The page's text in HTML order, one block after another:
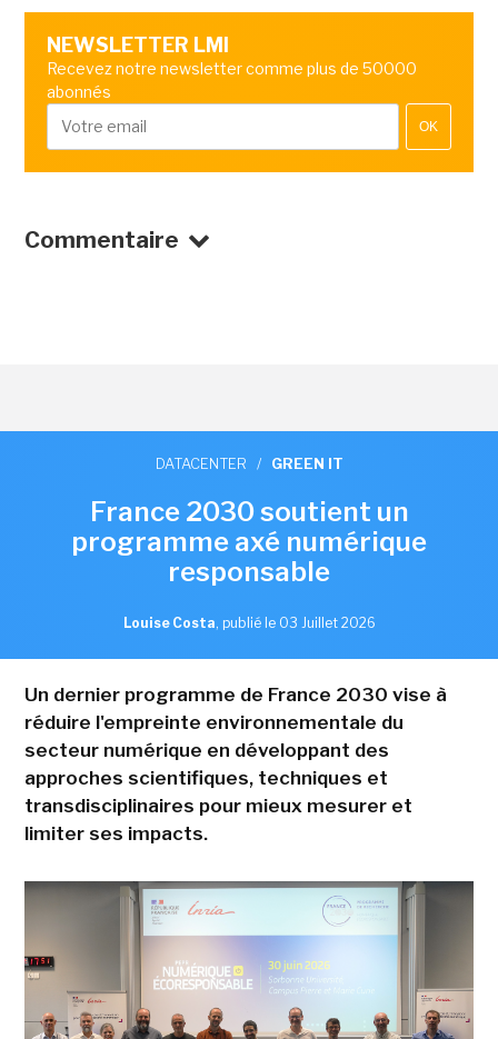
NEWSLETTER LMI
Recevez notre newsletter comme plus de 50000
abonnés
OK
Commentaire
DATACENTER / GREEN IT
France 2030 soutient un
programme axé numérique
responsable
Louise Costa, publié le 03 Juillet 2026
Un dernier programme de France 2030 vise à
réduire l'empreinte environnementale du
secteur numérique en développant des
approches scientifiques, techniques et
transdisciplinaires pour mieux mesurer et
limiter ses impacts.